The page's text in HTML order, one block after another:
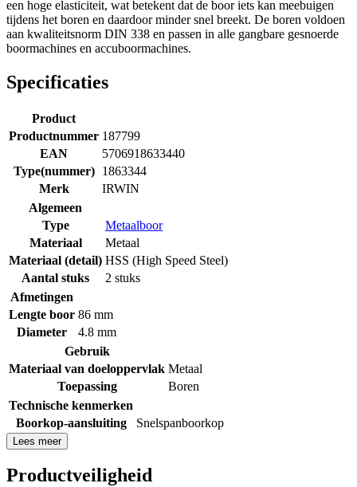
een hoge elasticiteit, wat betekent dat de boor iets kan meebuigen
tijdens het boren en daardoor minder snel breekt. De boren voldoen
aan kwaliteitsnorm DIN 338 en passen in alle gangbare gesnoerde
boormachines en accuboormachines.
Specificaties
Product
Productnummer 187799
EAN
5706918633440
Type(nummer)
1863344
Merk
IRWIN
Algemeen
Type
Metaalboor
Materiaal
Metaal
Materiaal (detail) HSS (High Speed Steel)
Aantal stuks
2 stuks
Afmetingen
Lengte boor 86 mm
Diameter
4.8 mm
Gebruik
Materiaal van doeloppervlak Metaal
Toepassing
Boren
Technische kenmerken
Boorkop-aansluiting
Snelspanboorkop
Lees meer
Productveiligheid